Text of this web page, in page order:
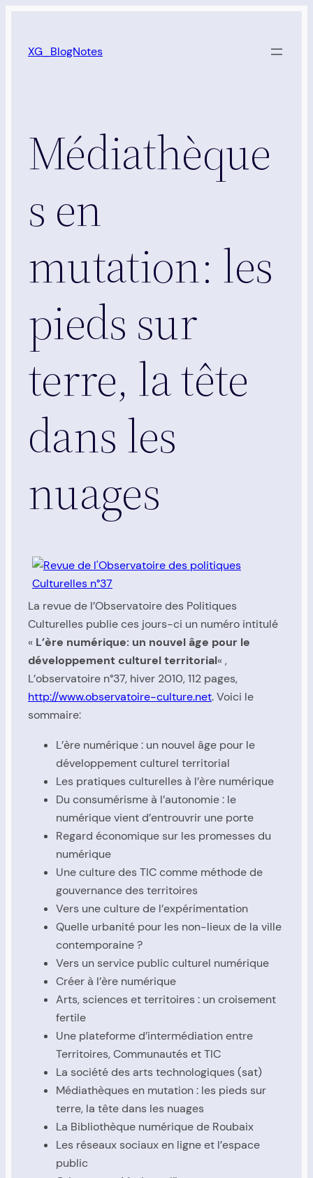
contenu
XG_BlogNotes
Médiathèque
s en
mutation: les
pieds sur
terre, la tête
dans les
nuages
La revue de l’Observatoire des Politiques
Culturelles publie ces jours-ci un numéro intitulé
« L’ère numérique: un nouvel âge pour le
développement culturel territorial« ,
L’observatoire n°37, hiver 2010, 112 pages,
http://www.observatoire-culture.net. Voici le
sommaire:
L’ère numérique : un nouvel âge pour le
développement culturel territorial
Les pratiques culturelles à l’ère numérique
Du consumérisme à l’autonomie : le
numérique vient d’entrouvrir une porte
Regard économique sur les promesses du
numérique
Une culture des TIC comme méthode de
gouvernance des territoires
Vers une culture de l’expérimentation
Quelle urbanité pour les non-lieux de la ville
contemporaine ?
Vers un service public culturel numérique
Créer à l’ère numérique
Arts, sciences et territoires : un croisement
fertile
Une plateforme d’intermédiation entre
Territoires, Communautés et TIC
La société des arts technologiques (sat)
Médiathèques en mutation : les pieds sur
terre, la tête dans les nuages
La Bibliothèque numérique de Roubaix
Les réseaux sociaux en ligne et l’espace
public